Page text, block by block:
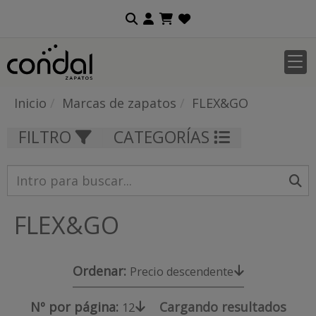
Inicio Marcas de zapatos FLEX&GO
FILTRO CATEGORÍAS
FLEX&GO
Ordenar: Precio descendente
Nº por página: 12 Cargando resultados